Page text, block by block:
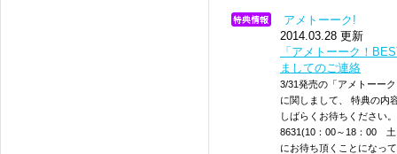
アメトーーク!
2014.03.28 更新
「アメトーーク！
ましてのご連絡
3/31発売の「アメトーー
に関しまして、 特典の内
しばらくお待ちください
8631(10：00～18：00
にお待ち頂くことになっ